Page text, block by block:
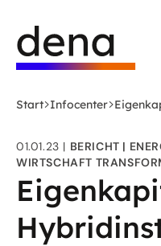
Hauptinhalt
springen
Deutsche
Energie-
Agentur
-
Startseite
Start Infocenter
01.01.23 BERICHT
WIRTSCHAFT